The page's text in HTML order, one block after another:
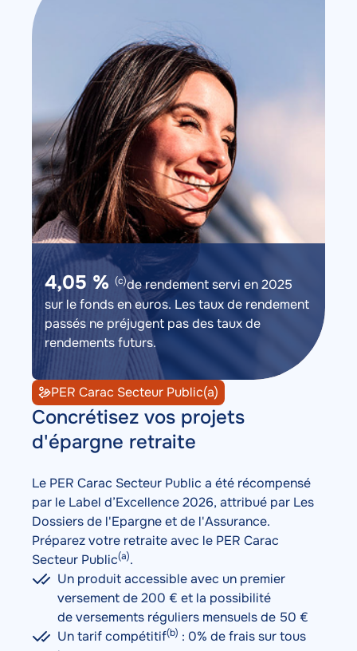
Description
4,05 % (c)de rendement servi en 2025
sur le fonds en euros. Les taux de rendement
passés ne préjugent pas des taux de
rendements futurs.
PER Carac Secteur Public(a)
Description
Concrétisez vos projets
d'épargne retraite
Le PER Carac Secteur Public a été récompensé
par le Label d’Excellence 2026, attribué par Les
Dossiers de l'Epargne et de l'Assurance.
Préparez votre retraite avec le PER Carac
Secteur Public(a).
Un produit accessible avec un premier
versement de 200 € et la possibilité
de versements réguliers mensuels de 50 €
Un tarif compétitif(b) : 0% de frais sur tous